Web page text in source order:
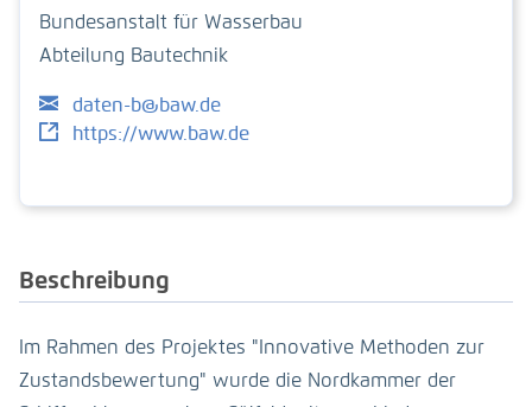
Bundesanstalt für Wasserbau
Abteilung Bautechnik
daten-b@baw.de
https://www.baw.de
Be­schrei­bung
Im Rahmen des Projektes "Innovative Methoden zur
Zustandsbewertung" wurde die Nordkammer der